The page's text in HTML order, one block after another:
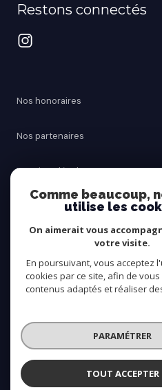
SAINT
Restons connectés
Nos honoraires
Nos partenaires
Mentions légales
Cookies
© 2026 | Tous droits réservés
Réalisé par
Comme beaucoup,
utilise les
On aimerait vous
votre visite.
En poursuivant, vous acceptez
cookies par ce site, afin de
contenus adaptés et réaliser
PARAMÉTRER
TOUT ACCEPTER